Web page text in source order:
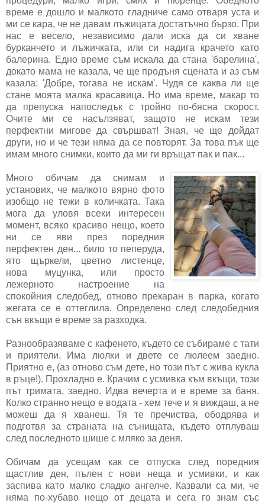
време е дошло и малкото гладниче само отваря уста и
ми се кара, че не давам лъжицата достатъчно бързо. При
нас е весело, независимо дали иска да си хване
бурканчето и лъжичката, или си надига крачето като
балерина. Едно време съм искала да стана 'барелина',
докато мама не казала, че ще продъня сцената и аз съм
казала: 'Добре, тогава не искам'. Чудя се каква ли ще
стане моята малка красавица. Но има време, макар то
да препуска напоследък с тройно по-бясна скорост.
Очите ми се насълзяват, защото не искам тези
перфектни мигове да свършват! Зная, че ще дойдат
други, но и че тези няма да се повторят. За това пък ще
имам много снимки, които да ми ги връщат пак и пак...
Много обичам да снимам и
установих, че малкото вярно фото
изобщо не тежи в количката. Така
мога да уловя всеки интересен
момент, всяко красиво нещо, което
ни се яви през поредния
перфектен ден... било то пеперуда,
ято щъркели, цветно листенце,
нова муцунка, или просто
лежерното настроение на
спокойния следобед, отново прекаран в парка, когато
жегата се е оттеглила. Определено след следобедния
сън вкъщи е време за разходка.
Разнообразяваме с кафенето, където се събираме с тати
и приятели. Има люлки и двете се люлеем заедно.
Приятно е, (аз отново съм дете, но този път с жива кукла
в ръце!). Прохладно е. Крачим с усмивка към вкъщи, този
път тримата, заедно. Идва вечерта и е време за баня.
Колко странно нещо е водата - хем тече и я виждаш, а не
можеш да я хванеш. Тя те пречиства, ободрява и
подготвя за страната на сънищата, където отплуваш
след последното шише с мляко за деня.
Обичам да усещам как се отпуска след поредния
щастлив ден, пълен с нови неща и усмивки, и как
заспива като малко сладко ангелче. Казвали са ми, че
няма по-хубаво нещо от децата и сега го знам със